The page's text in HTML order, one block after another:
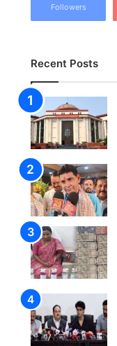
Followers
Recent Posts